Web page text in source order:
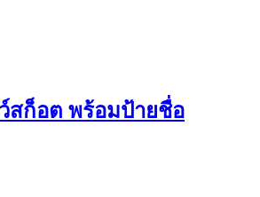
สก็อต พร้อมป้ายชื่อ